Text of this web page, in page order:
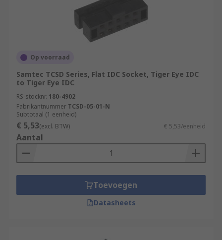
Op voorraad
Samtec TCSD Series, Flat IDC Socket, Tiger Eye IDC
to Tiger Eye IDC
RS-stocknr. 180-4902
Fabrikantnummer TCSD-05-01-N
Subtotaal (1 eenheid)
€ 5,53(excl. BTW) € 5,53/eenheid
Aantal
Toevoegen
Datasheets